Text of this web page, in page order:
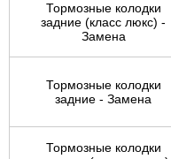
Тормозные колодки
задние (класс люкс) -
Замена
Тормозные колодки
задние - Замена
Тормозные колодки